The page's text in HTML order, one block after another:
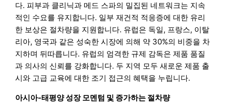
다. 피부과 클리닉과 메드 스파의 밀집된 네트워크는 지속
적인 수요를 유지합니다. 일부 재건적 적응증에 대한 유리
한 보상은 절차량을 지원합니다. 유럽은 독일, 프랑스, 이탈
리아, 영국과 같은 성숙한 시장에 의해 약 30%의 비중을 차
지하며 뒤따릅니다. 유럽의 엄격한 규제 감독은 제품 품질
과 의사의 신뢰를 강화합니다. 두 지역 모두 새로운 제품 출
시와 고급 교육에 대한 조기 접근의 혜택을 누립니다.
아시아-태평양 성장 모멘텀 및 증가하는 절차량